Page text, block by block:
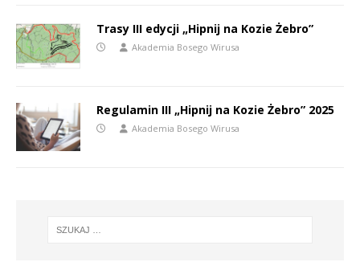
Trasy III edycji „Hipnij na Kozie Żebro”
Akademia Bosego Wirusa
Regulamin III „Hipnij na Kozie Żebro” 2025
Akademia Bosego Wirusa